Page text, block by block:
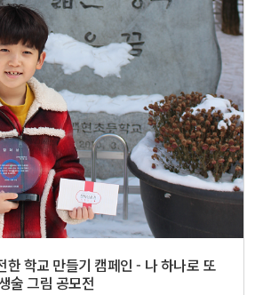
한 학교 만들기 캠페인 - 나 하나로 또
술 그림 공모전